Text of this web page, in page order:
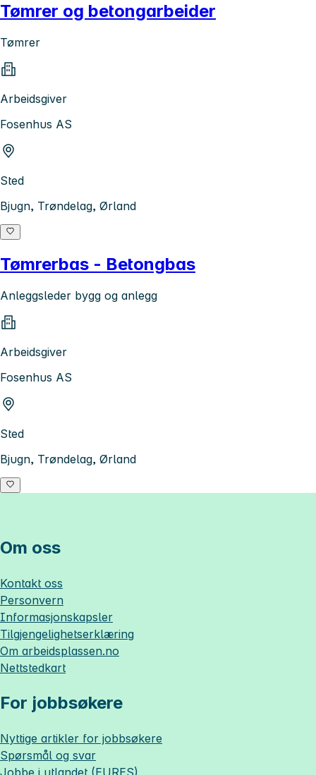
Tømrer og betongarbeider
Tømrer
Arbeidsgiver
Fosenhus AS
Sted
Bjugn, Trøndelag, Ørland
Tømrerbas - Betongbas
Anleggsleder bygg og anlegg
Arbeidsgiver
Fosenhus AS
Sted
Bjugn, Trøndelag, Ørland
Om oss
Kontakt oss
Personvern
Informasjonskapsler
Tilgjengelighetserklæring
Om arbeidsplassen.no
Nettstedkart
For jobbsøkere
Nyttige artikler for jobbsøkere
Spørsmål og svar
Jobbe i utlandet (EURES)